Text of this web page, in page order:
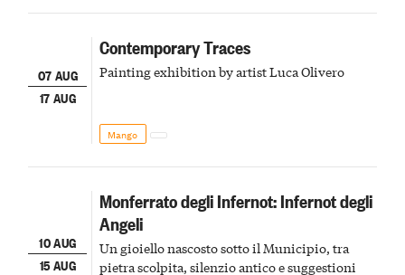
07 AUG
17 AUG
Contemporary Traces
Painting exhibition by artist Luca Olivero
Mango
10 AUG
15 AUG
Monferrato degli Infernot: Infernot degli
Angeli
Un gioiello nascosto sotto il Municipio, tra
pietra scolpita, silenzio antico e suggestioni